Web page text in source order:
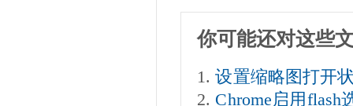
你可能还对这些
设置缩略图打开
Chrome启用flash